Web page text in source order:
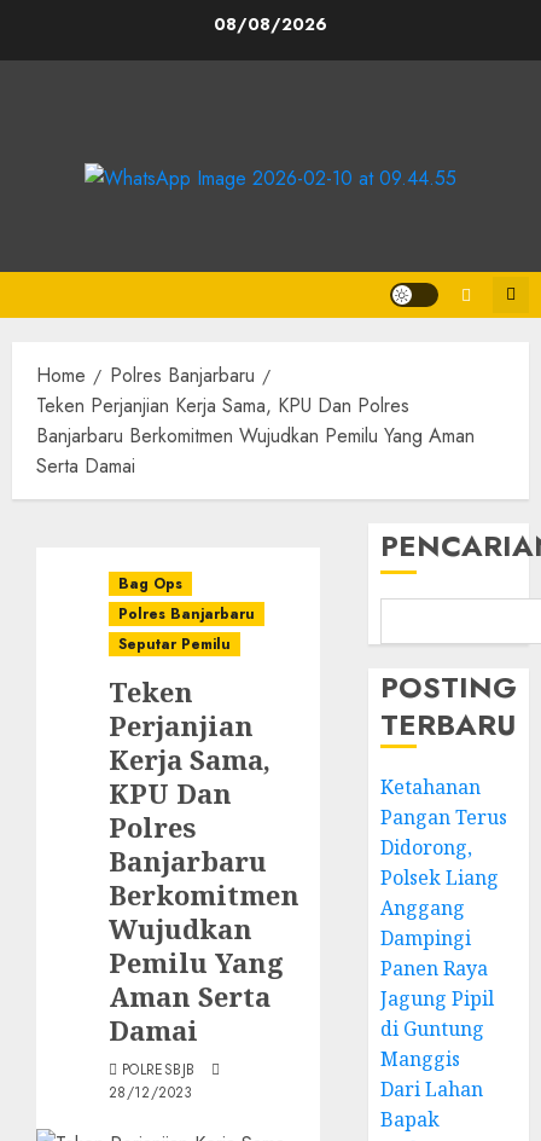
08/08/2026
Home
Polres Banjarbaru
Teken Perjanjian Kerja Sama, KPU Dan Polres
Banjarbaru Berkomitmen Wujudkan Pemilu Yang Aman
Serta Damai
Bag Ops
Polres Banjarbaru
Seputar Pemilu
Teken
Perjanjian
Kerja Sama,
KPU Dan
Polres
Banjarbaru
Berkomitmen
Wujudkan
Pemilu Yang
Aman Serta
Damai
POLRESBJB
28/12/2023
POSTING
TERBARU
Ketahanan
Pangan Terus
Didorong,
Polsek Liang
Anggang
Dampingi
Panen Raya
Jagung Pipil
di Guntung
Manggis
Dari Lahan
Bapak